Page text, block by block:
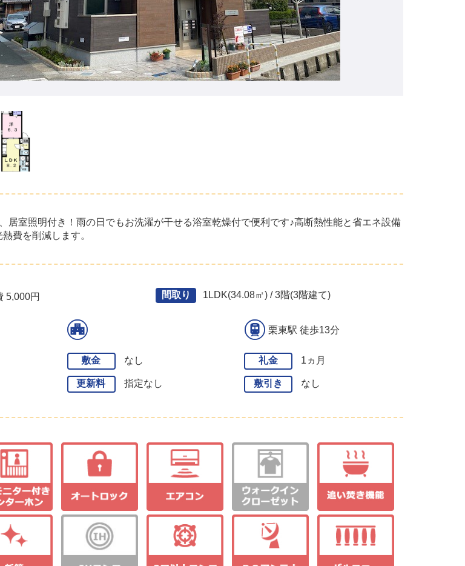
居室照明付き！雨の日でもお洗濯が干せる浴室乾燥付で便利です♪高断熱性能と省エネ設備
費を削減します。
5,000円 間取り 1LDK(34.08㎡) / 3階(3階建て)
栗東駅 徒歩13分
敷金 なし 礼金 1ヵ月
更新料 指定なし 敷引き なし